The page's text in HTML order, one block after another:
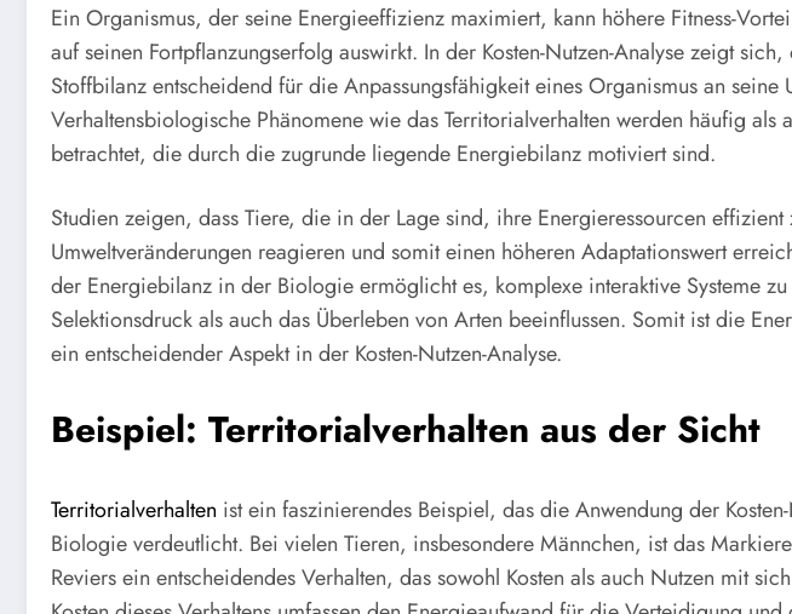
Ein Organismus, der seine Energieeffizienz maximiert, kann höhere Fitness-
auf seinen Fortpflanzungserfolg auswirkt. In der Kosten-Nutzen-Analyse zeigt
Stoffbilanz entscheidend für die Anpassungsfähigkeit eines Organismus an seine
Verhaltensbiologische Phänomene wie das Territorialverhalten werden häufig als
betrachtet, die durch die zugrunde liegende Energiebilanz motiviert sind.
Studien zeigen, dass Tiere, die in der Lage sind, ihre Energieressourcen effizient
Umweltveränderungen reagieren und somit einen höheren Adaptationswert
der Energiebilanz in der Biologie ermöglicht es, komplexe interaktive Systeme
Selektionsdruck als auch das Überleben von Arten beeinflussen. Somit ist die
ein entscheidender Aspekt in der Kosten-Nutzen-Analyse.
Beispiel: Territorialverhalten aus der Sicht
Territorialverhalten ist ein faszinierendes Beispiel, das die Anwendung der
Biologie verdeutlicht. Bei vielen Tieren, insbesondere Männchen, ist das
Reviers ein entscheidendes Verhalten, das sowohl Kosten als auch Nutzen mit